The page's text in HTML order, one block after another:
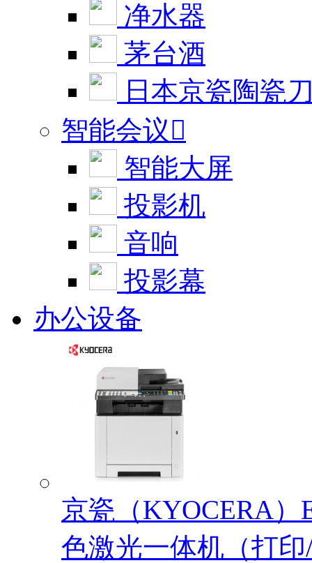
净水器
茅台酒
日本京瓷陶瓷
智能会议
智能大屏
投影机
音响
投影幕
办公设备
京瓷（KYOCERA）
色激光一体机（打